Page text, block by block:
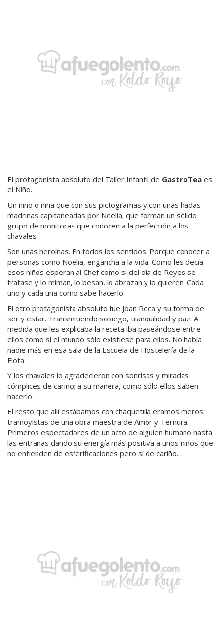
El protagonista absoluto del Taller Infantil de GastroTea es
el Niño.
Un niño o niña que con sus pictogramas y con unas hadas
madrinas capitaneadas por Noelia; que forman un sólido
grupo de monitoras que conocen a la perfección a los
chavales.
Son unas heroínas. En todos los sentidos. Porque conocer a
personas como Noelia, engancha a la vida. Como les decía
esos niños esperan al Chef como si del día de Reyes se
tratase y lo miman, lo besan, lo abrazan y lo quieren. Cada
uno y cada una como sabe hacerlo.
El otro protagonista absoluto fue Joan Roca y su forma de
ser y estar. Transmitiendo sosiego, tranquilidad y paz. A
medida que les explicaba la receta iba paseándose entre
ellos como si el mundo sólo existiese para ellos. No había
nadie más en esa sala de la Escuela de Hostelería de la
Flota.
Y los chavales lo agradecieron con sonrisas y miradas
cómplices de cariño; a su manera, como sólo ellos saben
hacerlo.
El resto que allí estábamos con chaquetilla eramos meros
tramoyistas de una obra maestra de Amor y Ternura.
Primeros espectadores de un acto de alguien humano hasta
las entrañas dando su energía más positiva a unos niños que
no entienden de esferificaciones pero sí de cariño.